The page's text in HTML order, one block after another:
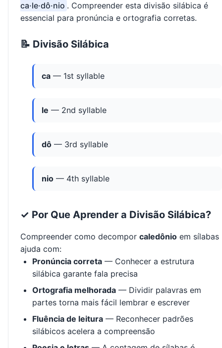
ca·le·dô·nio . Compreender esta divisão silábica é
essencial para pronúncia e ortografia corretas.
📝 Divisão Silábica
ca — 1st syllable
le — 2nd syllable
dô — 3rd syllable
nio — 4th syllable
✓ Por Que Aprender a Divisão Silábica?
Compreender como decompor caledônio em sílabas
ajuda com:
Pronúncia correta — Conhecer a estrutura
silábica garante fala precisa
Ortografia melhorada — Dividir palavras em
partes torna mais fácil lembrar e escrever
Fluência de leitura — Reconhecer padrões
silábicos acelera a compreensão